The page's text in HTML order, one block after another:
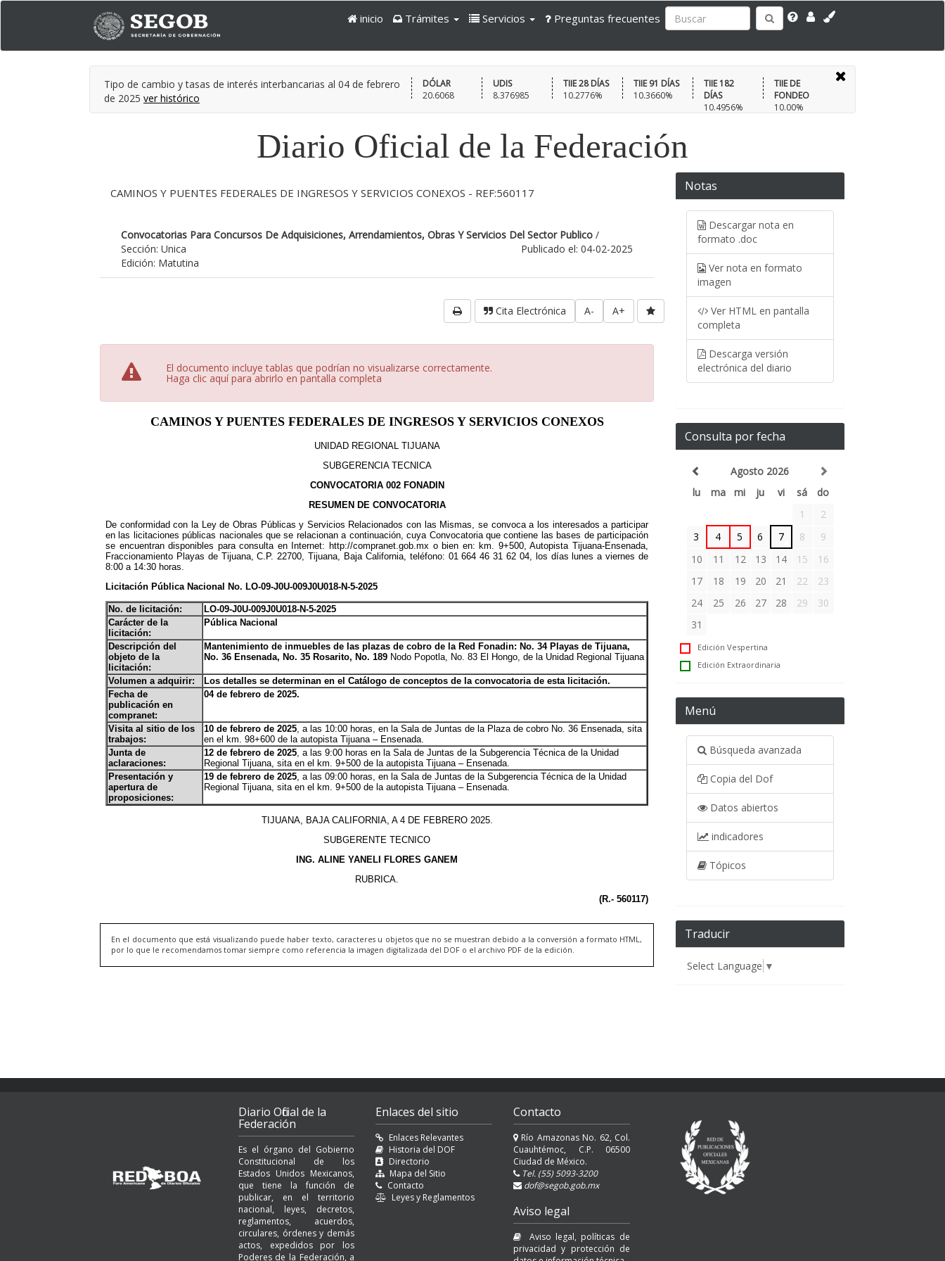
inicio Trámites Servicios Preguntas frecuentes
Tipo de cambio y tasas de interés interbancarias al 04 de febrero
de 2025 ver histórico
DÓLAR
20.6068
UDIS
8.376985
TIIE 28 DÍAS
10.2776%
TIIE 91 DÍAS
10.3660%
TIIE 182
DÍAS
10.4956%
TIIE DE
FONDEO
10.00%
Diario Oficial de la Federación
CAMINOS Y PUENTES FEDERALES DE INGRESOS Y SERVICIOS CONEXOS - REF:560117
Convocatorias Para Concursos De Adquisiciones, Arrendamientos, Obras Y Servicios Del Sector Publico /
Publicado el: 04-02-2025
Sección: Unica
Edición: Matutina
A+
A-
Cita Electrónica
El documento incluye tablas que podrían no visualizarse correctamente.
Haga clic aquí para abrirlo en pantalla completa
En el documento que está visualizando puede haber texto, caracteres u objetos que no se muestran debido a la conversión a formato HTML,
por lo que le recomendamos tomar siempre como referencia la imagen digitalizada del DOF o el archivo PDF de la edición.
Notas
Descargar nota en
formato .doc
Ver nota en formato
imagen
Ver HTML en pantalla
completa
Descarga versión
electrónica del diario
Consulta por fecha
Agosto 2026
lu
ma mi ju vi sá
do
1
2
3
4 5 6 7 8
9
10
11 12 13 14 15
16
17
18 19 20 21 22
23
24
25 26 27 28 29
30
31
Edición Vespertina
Edición Extraordinaria
Menú
Búsqueda avanzada
Copia del Dof
Datos abiertos
indicadores
Tópicos
Traducir
Select Language ▼
Diario Oficial de la
Federación
Es el órgano del Gobierno
Constitucional de los
Estados Unidos Mexicanos,
que tiene la función de
publicar, en el territorio
nacional, leyes, decretos,
reglamentos, acuerdos,
circulares, órdenes y demás
actos, expedidos por los
Poderes de la Federación, a
Enlaces del sitio
Enlaces Relevantes
Historia del DOF
Directorio
Mapa del Sitio
Contacto
Leyes y Reglamentos
Contacto
Río Amazonas No. 62, Col.
Cuauhtémoc, C.P. 06500
Ciudad de México.
Tel. (55) 5093-3200
dof@segob.gob.mx
Aviso legal
Aviso legal, políticas de
privacidad y protección de